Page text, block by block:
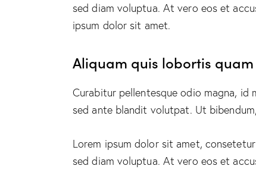
sed diam voluptua. At vero eos et
ipsum dolor sit amet.
Aliquam quis lobortis quam
Curabitur pellentesque odio magna, id
sed ante blandit volutpat. Ut
Lorem ipsum dolor sit amet,
sed diam voluptua. At vero eos et